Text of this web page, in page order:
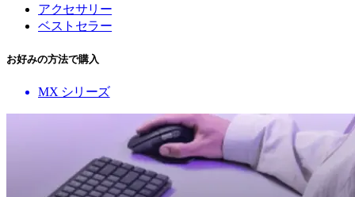
アクセサリー
ベストセラー
お好みの方法で購入
MX シリーズ